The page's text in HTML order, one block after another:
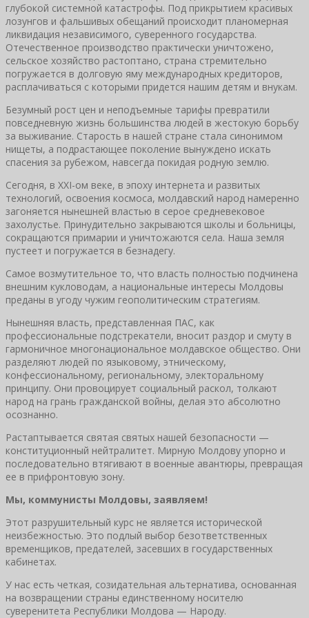
глубокой системной катастрофы. Под прикрытием красивых
лозунгов и фальшивых обещаний происходит планомерная
ликвидация независимого, суверенного государства.
Отечественное производство практически уничтожено,
сельское хозяйство растоптано, страна стремительно
погружается в долговую яму международных кредиторов,
расплачиваться с которыми придется нашим детям и внукам.
Безумный рост цен и неподъемные тарифы превратили
повседневную жизнь большинства людей в жестокую борьбу
за выживание. Старость в нашей стране стала синонимом
нищеты, а подрастающее поколение вынуждено искать
спасения за рубежом, навсегда покидая родную землю.
Сегодня, в XXI-ом веке, в эпоху интернета и развитых
технологий, освоения космоса, молдавский народ намеренно
загоняется нынешней властью в серое средневековое
захолустье. Принудительно закрываются школы и больницы,
сокращаются примарии и уничтожаются села. Наша земля
пустеет и погружается в безнадегу.
Самое возмутительное то, что власть полностью подчинена
внешним кукловодам, а национальные интересы Молдовы
преданы в угоду чужим геополитическим стратегиям.
Нынешняя власть, представленная ПАС, как
профессиональные подстрекатели, вносит раздор и смуту в
гармоничное многонациональное молдавское общество. Они
разделяют людей по языковому, этническому,
конфессиональному, региональному, электоральному
принципу. Они провоцирует социальный раскол, толкают
народ на грань гражданской войны, делая это абсолютно
осознанно.
Растаптывается святая святых нашей безопасности —
конституционный нейтралитет. Мирную Молдову упорно и
последовательно втягивают в военные авантюры, превращая
ее в прифронтовую зону.
Мы, коммунисты Молдовы, заявляем!
Этот разрушительный курс не является исторической
неизбежностью. Это подлый выбор безответственных
временщиков, предателей, засевших в государственных
кабинетах.
У нас есть четкая, созидательная альтернатива, основанная
на возвращении страны единственному носителю
суверенитета Республики Молдова — Народу.